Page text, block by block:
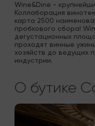
Wine&Dine -
Коллаборация
карта 2500
пробкового сбора!
дегустационных
проходят винные
хозяйств до ведущих
индустрии.
О бутике